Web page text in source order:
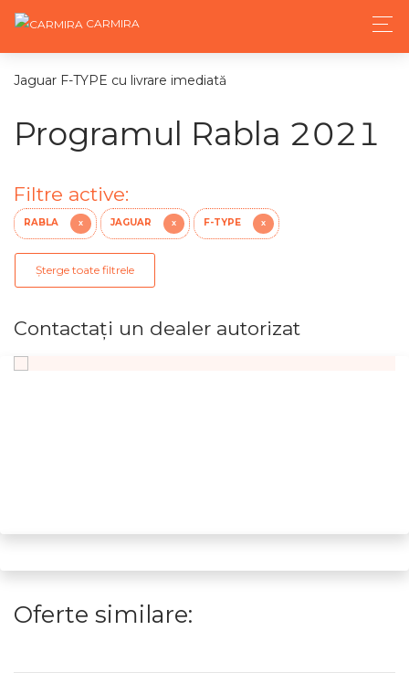
CARMIRA
Jaguar F-TYPE cu livrare imediată
Programul Rabla 2021
Filtre active:
RABLA X JAGUAR X F-TYPE X
Șterge toate filtrele
Contactaţi un dealer autorizat
Oferte similare: